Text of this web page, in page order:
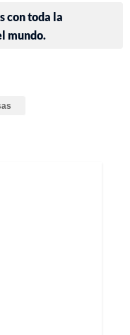
con toda la
mundo.